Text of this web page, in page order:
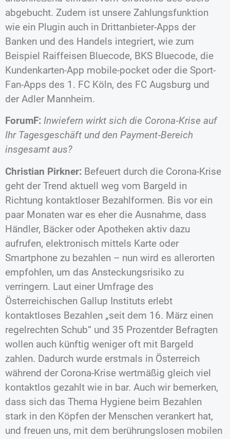
abgebucht. Zudem ist unsere Zahlungsfunktion
wie ein Plugin auch in Drittanbieter-Apps der
Banken und des Handels integriert, wie zum
Beispiel Raiffeisen Bluecode, BKS Bluecode, die
Kundenkarten-App mobile-pocket oder die Sport-
Fan-Apps des 1. FC Köln, des FC Augsburg und
der Adler Mannheim.
ForumF: Inwiefern wirkt sich die Corona‐Krise auf
Ihr Tagesgeschäft und den Payment‐Bereich
insgesamt aus?
Christian Pirkner: Befeuert durch die Corona-Krise
geht der Trend aktuell weg vom Bargeld in
Richtung kontaktloser Bezahlformen. Bis vor ein
paar Monaten war es eher die Ausnahme, dass
Händler, Bäcker oder Apotheken aktiv dazu
aufrufen, elektronisch mittels Karte oder
Smartphone zu bezahlen – nun wird es allerorten
empfohlen, um das Ansteckungsrisiko zu
verringern. Laut einer Umfrage des
Österreichischen Gallup Instituts erlebt
kontaktloses Bezahlen „seit dem 16. März einen
regelrechten Schub“ und 35 Prozentder Befragten
wollen auch künftig weniger oft mit Bargeld
zahlen. Dadurch wurde erstmals in Österreich
während der Corona-Krise wertmäßig gleich viel
kontaktlos gezahlt wie in bar. Auch wir bemerken,
dass sich das Thema Hygiene beim Bezahlen
stark in den Köpfen der Menschen verankert hat,
und freuen uns, mit dem berührungslosen mobilen